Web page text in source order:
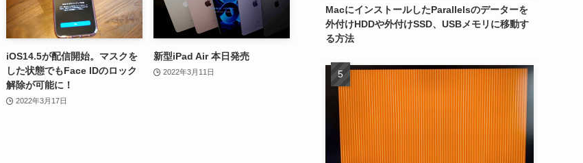
iOS14.5が配信開始。マスクを
した状態でもFace IDのロック
解除が可能に！
2022年3月17日
新型iPad Air 本日発売
2022年3月11日
MacにインストールしたParallelsのデーターを
外付けHDDや外付けSSD、USBメモリに移動す
る方法